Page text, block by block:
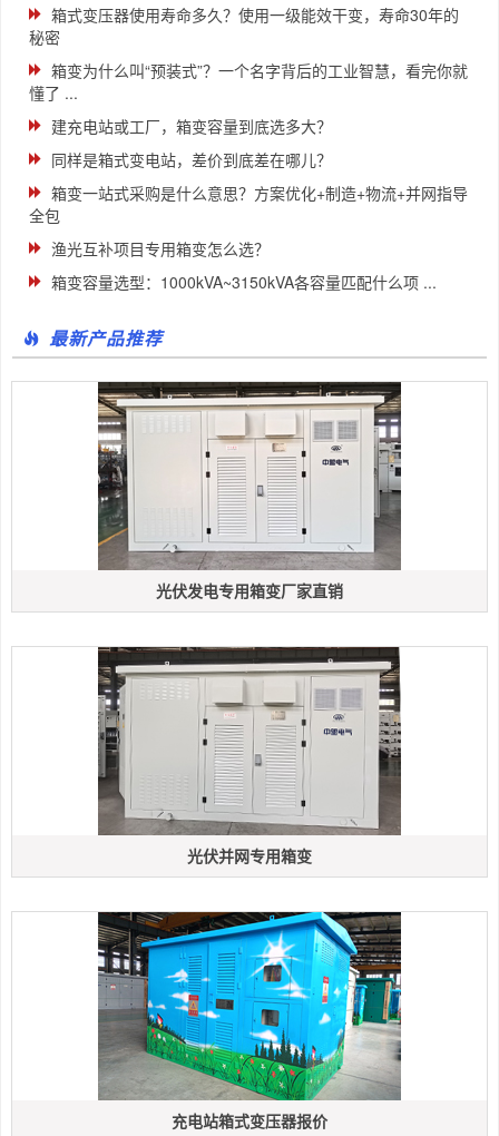
箱式变压器使用寿命多久？使用一级能效干变，寿命30年的
秘密
箱变为什么叫“预装式”？一个名字背后的工业智慧，看完你就
懂了 ...
建充电站或工厂，箱变容量到底选多大？
同样是箱式变电站，差价到底差在哪儿？
箱变一站式采购是什么意思？方案优化+制造+物流+并网指导
全包
渔光互补项目专用箱变怎么选？
箱变容量选型：1000kVA~3150kVA各容量匹配什么项 ...
最新产品推荐
光伏发电专用箱变厂家直销
光伏并网专用箱变
充电站箱式变压器报价